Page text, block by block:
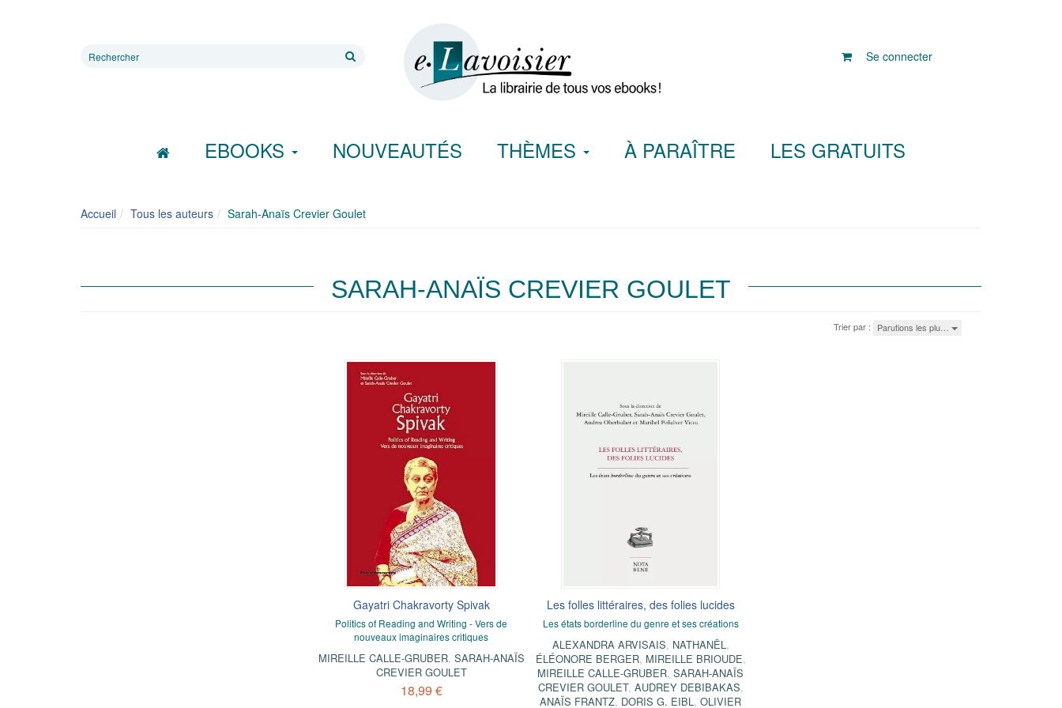
Rechercher
Se connecter
EBOOKS NOUVEAUTÉS THÈMES À PARAÎTRE LES GRATUITS
Accueil Tous les auteurs Sarah-Anaïs Crevier Goulet
SARAH-ANAÏS CREVIER GOULET
Trier par : Parutions les plu…
Gayatri Chakravorty Spivak
Politics of Reading and Writing - Vers de
nouveaux imaginaires critiques
MIREILLE CALLE-GRUBER, SARAH-ANAÏS
CREVIER GOULET
18,99 €
Les folles littéraires, des folies lucides
Les états borderline du genre et ses créations
ALEXANDRA ARVISAIS, NATHANËL ,
ÉLÉONORE BERGER, MIREILLE BRIOUDE,
MIREILLE CALLE-GRUBER,SARAH-ANAÏS
CREVIER GOULET, AUDREY DEBIBAKAS,
ANAÏS FRANTZ, DORIS G. EIBL ,OLIVIER